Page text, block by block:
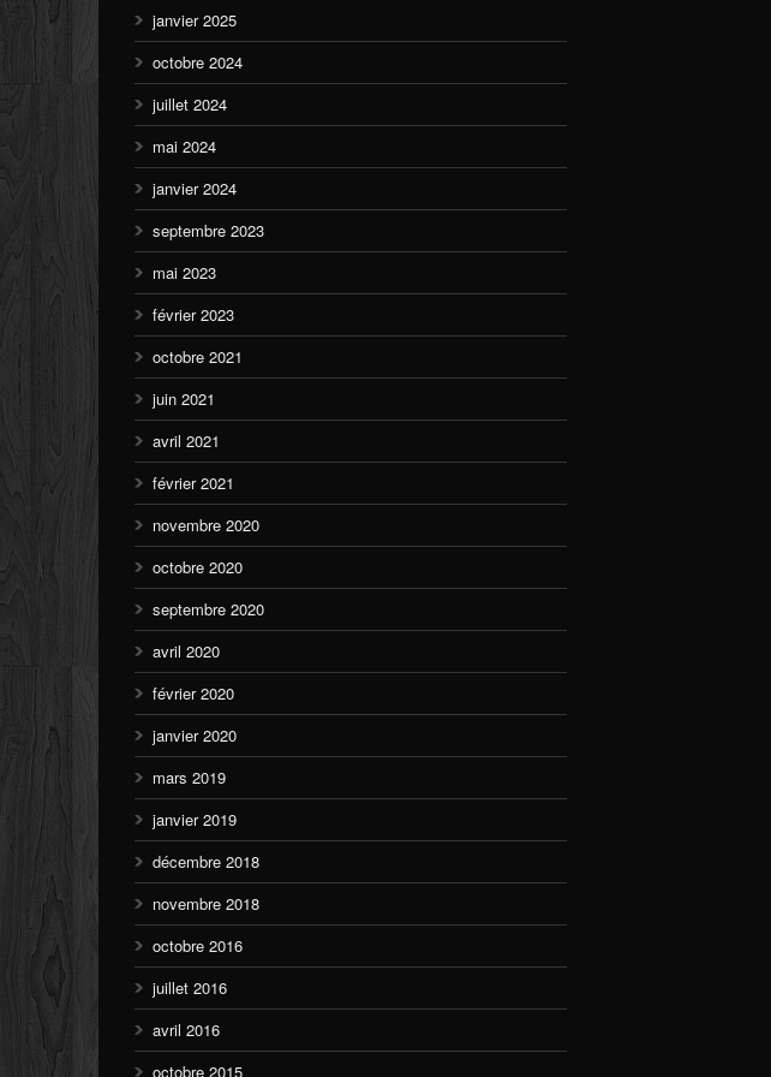
janvier 2025
octobre 2024
juillet 2024
mai 2024
janvier 2024
septembre 2023
mai 2023
février 2023
octobre 2021
juin 2021
avril 2021
février 2021
novembre 2020
octobre 2020
septembre 2020
avril 2020
février 2020
janvier 2020
mars 2019
janvier 2019
décembre 2018
novembre 2018
octobre 2016
juillet 2016
avril 2016
octobre 2015